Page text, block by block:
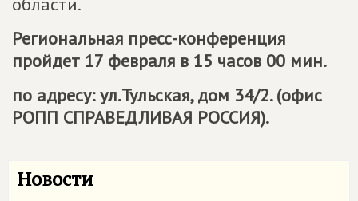
Региональная пресс-конференция
пройдет 17 февраля в 15 часов 00 мин.
по адресу: ул.Тульская, дом 34/2. (офис
РОПП СПРАВЕДЛИВАЯ РОССИЯ).
Новости